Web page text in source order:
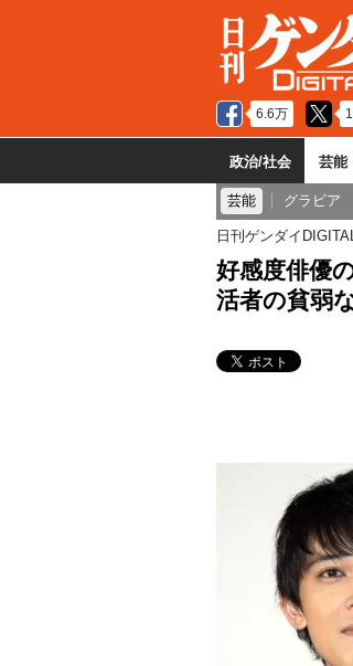
6.6万
政治/社会 芸能
芸能 グラビア
日刊ゲンダイ
好感度俳優
活者の貧弱